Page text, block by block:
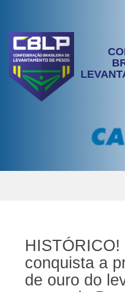
conquista a
de ouro do